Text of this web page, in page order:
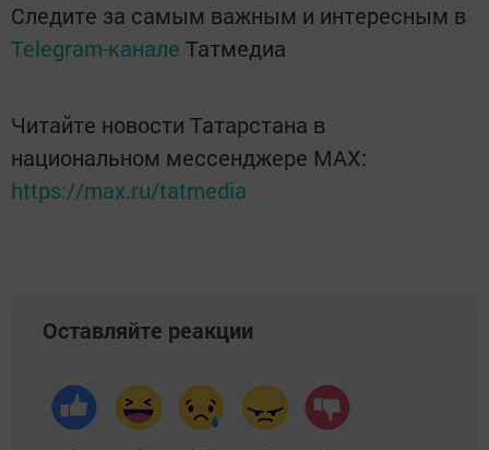
Следите за самым важным и интересным в
Telegram-канале Татмедиа
Читайте новости Татарстана в
национальном мессенджере MАХ:
https://max.ru/tatmedia
Оставляйте реакции